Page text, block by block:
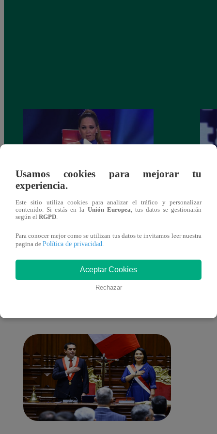
Melissa Klug en EVDLV: ¿Te consideras
una buena madre?
También te puede
Usamos cookies para mejorar tu
experiencia.
Este sitio utiliza cookies para analizar el tráfico y personalizar
contenido. Si estás en la Unión Europea, tus datos se gestionarán
según el RGPD.
Para conocer mejor como se utilizan tus datos te invitamos leer nuestra
pagina de Política de privacidad.
Aceptar Cookies
Rechazar